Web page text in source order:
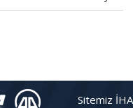
Dinamo Zagreb büyük
Sitemiz